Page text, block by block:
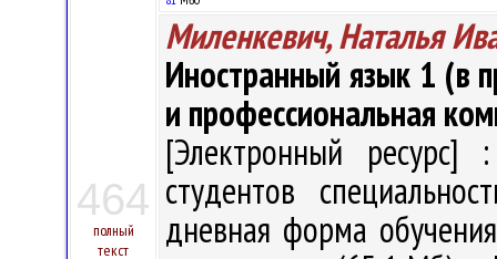
464
полный
текст
Миленкевич, Наталья
Иностранный язык 1 (в
и профессиональная
[Электронный ресурс]
студентов
дневная форма